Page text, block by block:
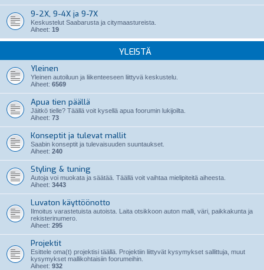
9-2X, 9-4X ja 9-7X
Keskustelut Saabarusta ja citymaastureista.
Aiheet: 19
YLEISTÄ
Yleinen
Yleinen autoiluun ja liikenteeseen liittyvä keskustelu.
Aiheet: 6569
Apua tien päällä
Jäitkö tielle? Täällä voit kysellä apua foorumin lukijoilta.
Aiheet: 73
Konseptit ja tulevat mallit
Saabin konseptit ja tulevaisuuden suuntaukset.
Aiheet: 240
Styling & tuning
Autoja voi muokata ja säätää. Täällä voit vaihtaa mielipiteitä aiheesta.
Aiheet: 3443
Luvaton käyttöönotto
Ilmoitus varastetuista autoista. Laita otsikkoon auton malli, väri, paikkakunta ja
rekisterinumero.
Aiheet: 295
Projektit
Esittele oma(t) projektisi täällä. Projektiin liittyvät kysymykset sallittuja, muut
kysymykset mallikohtaisiin foorumeihin.
Aiheet: 932